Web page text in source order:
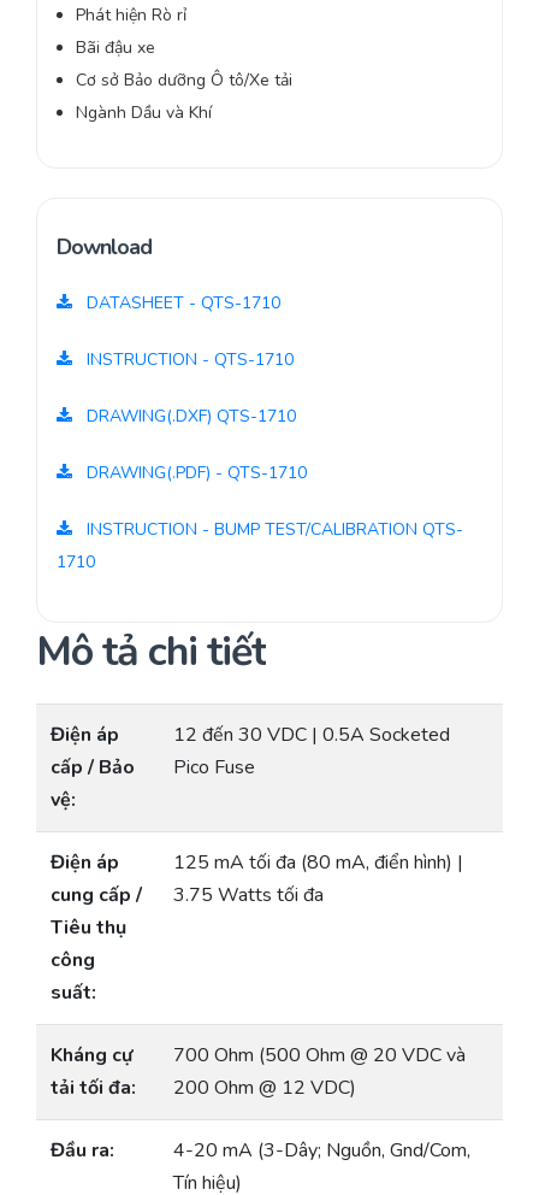
Phát hiện Rò rỉ
Bãi đậu xe
Cơ sở Bảo dưỡng Ô tô/Xe tải
Ngành Dầu và Khí
Download
DATASHEET - QTS-1710
INSTRUCTION - QTS-1710
DRAWING(.DXF) QTS-1710
DRAWING(.PDF) - QTS-1710
INSTRUCTION - BUMP TEST/CALIBRATION QTS-
1710
Mô tả chi tiết
Điện áp
cấp / Bảo
vệ:
12 đến 30 VDC | 0.5A Socketed
Pico Fuse
Điện áp
cung cấp /
Tiêu thụ
công
suất:
125 mA tối đa (80 mA, điển hình) |
3.75 Watts tối đa
Kháng cự
tải tối đa:
700 Ohm (500 Ohm @ 20 VDC và
200 Ohm @ 12 VDC)
Đầu ra:
4-20 mA (3-Dây; Nguồn, Gnd/Com,
Tín hiệu)